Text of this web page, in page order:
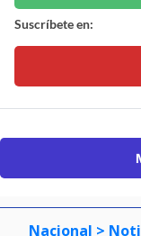
Suscríbete en:
Nacional >